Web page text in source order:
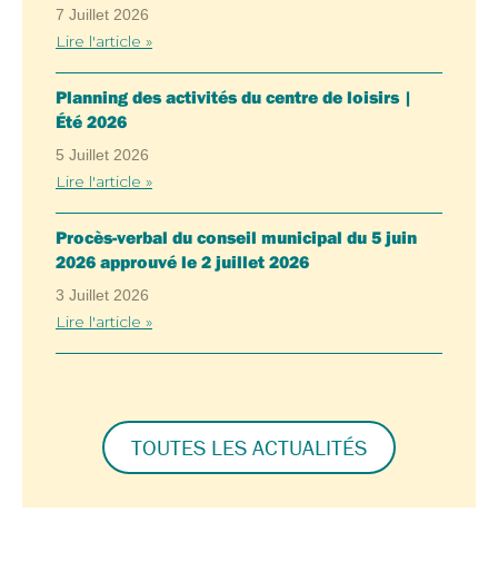
7 Juillet 2026
Lire l'article »
Planning des activités du centre de loisirs |
Été 2026
5 Juillet 2026
Lire l'article »
Procès-verbal du conseil municipal du 5 juin
2026 approuvé le 2 juillet 2026
3 Juillet 2026
Lire l'article »
TOUTES LES ACTUALITÉS